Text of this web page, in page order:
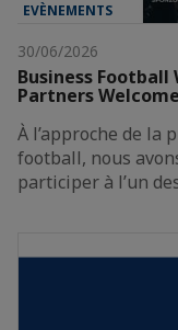
EVÈNEMENTS
30/06/2026
Business Football
Partners
À l’approche de la
football, nous
participer à l’un